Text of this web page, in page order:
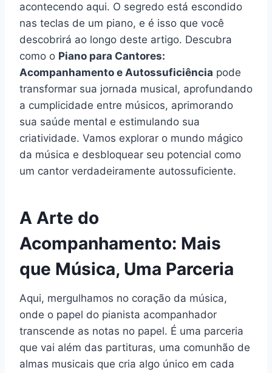
acontecendo aqui. O segredo está escondido
nas teclas de um piano, e é isso que você
descobrirá ao longo deste artigo. Descubra
como o Piano para Cantores:
Acompanhamento e Autossuficiência pode
transformar sua jornada musical, aprofundando
a cumplicidade entre músicos, aprimorando
sua saúde mental e estimulando sua
criatividade. Vamos explorar o mundo mágico
da música e desbloquear seu potencial como
um cantor verdadeiramente autossuficiente.
A Arte do
Acompanhamento: Mais
que Música, Uma Parceria
Aqui, mergulhamos no coração da música,
onde o papel do pianista acompanhador
transcende as notas no papel. É uma parceria
que vai além das partituras, uma comunhão de
almas musicais que cria algo único em cada